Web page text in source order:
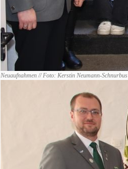
Neuaufnahmen // Foto: Kerstin Neumann-Schnurbus